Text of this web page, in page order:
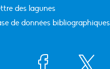
des lagunes
de données bibliographiques